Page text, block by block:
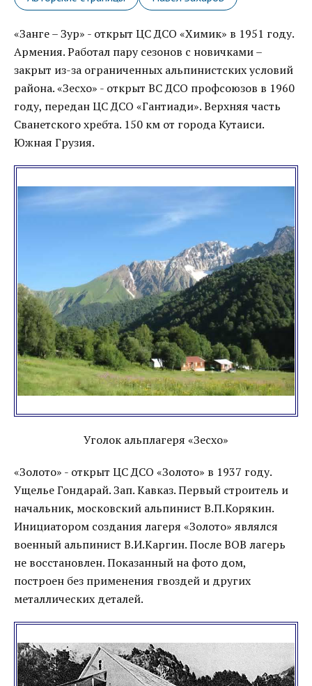
«Занге – Зур» - открыт ЦС ДСО «Химик» в 1951 году.
Армения. Работал пару сезонов с новичками –
закрыт из-за ограниченных альпинистских условий
района. «Зесхо» - открыт ВС ДСО профсоюзов в 1960
году, передан ЦС ДСО «Гантиади». Верхняя часть
Сванетского хребта. 150 км от города Кутаиси.
Южная Грузия.
Уголок альплагеря «Зесхо»
«Золото» - открыт ЦС ДСО «Золото» в 1937 году.
Ущелье Гондарай. Зап. Кавказ. Первый строитель и
начальник, московский альпинист В.П.Корякин.
Инициатором создания лагеря «Золото» являлся
военный альпинист В.И.Каргин. После ВОВ лагерь
не восстановлен. Показанный на фото дом,
построен без применения гвоздей и других
металлических деталей.